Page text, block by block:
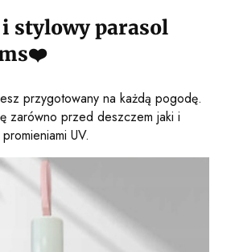
stylowy parasol
przygotowany na każdą pogodę.
zarówno przed deszczem jaki i
UV.